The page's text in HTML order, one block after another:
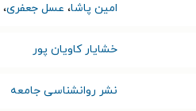
امین پاشا، عسل جعفری،
خشایار کاویان پور
نشر روانشناسی جامعه